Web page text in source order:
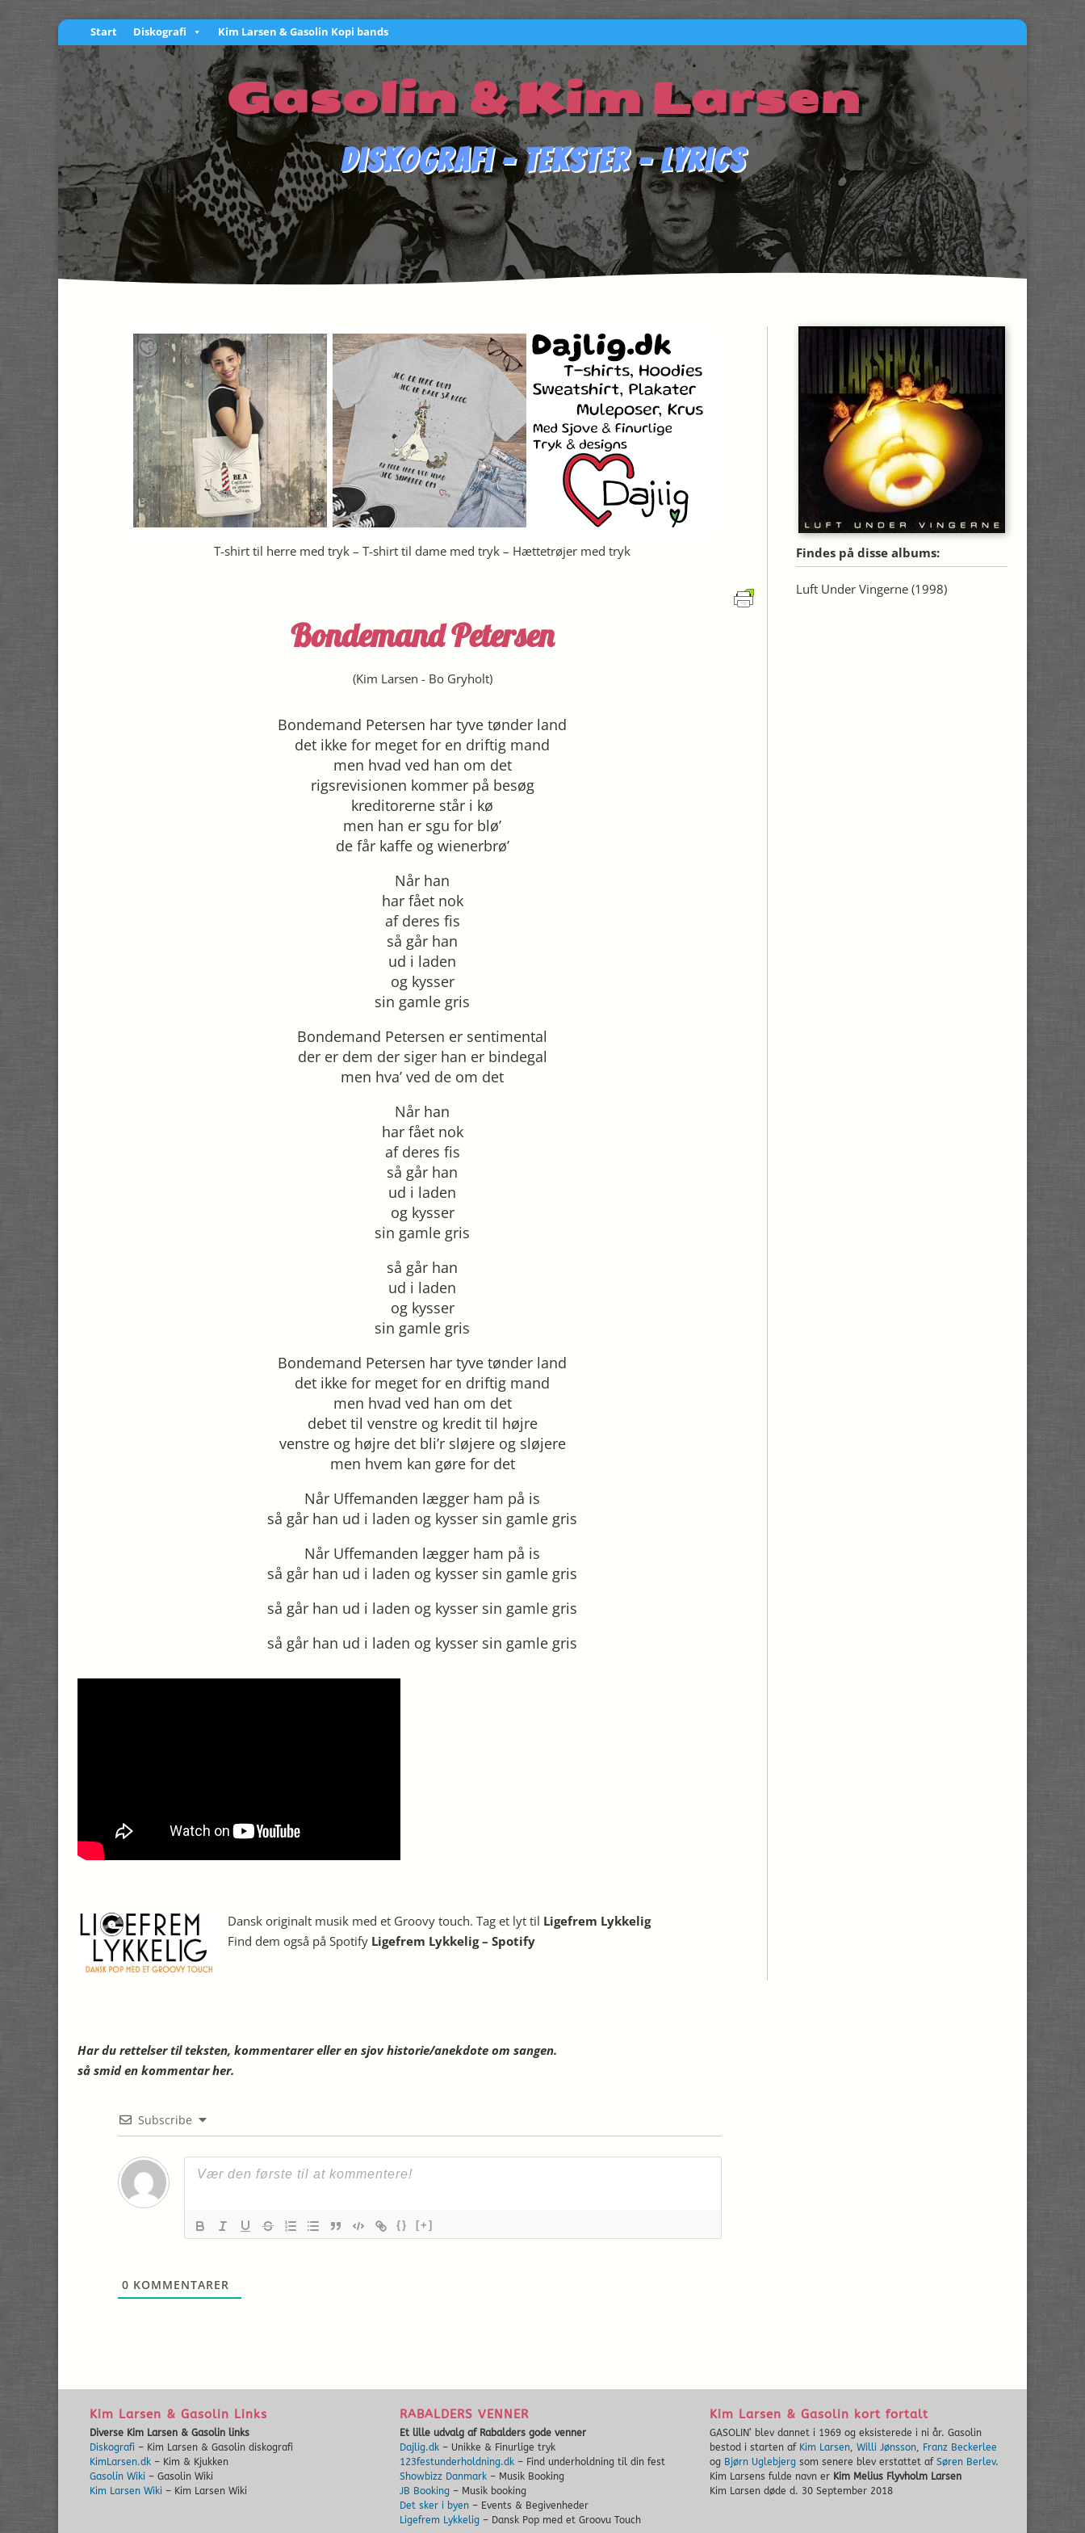
Start Diskografi Kim Larsen & Gasolin Kopi bands
Gasolin & Kim Larsen
Diskografi – Tekster – Lyrics
T-shirt til herre med tryk – T-shirt til dame med tryk – Hættetrøjer med tryk
Bondemand Petersen
(Kim Larsen - Bo Gryholt)
Bondemand Petersen har tyve tønder land
det ikke for meget for en driftig mand
men hvad ved han om det
rigsrevisionen kommer på besøg
kreditorerne står i kø
men han er sgu for blø’
de får kaffe og wienerbrø’
Når han
har fået nok
af deres fis
så går han
ud i laden
og kysser
sin gamle gris
Bondemand Petersen er sentimental
der er dem der siger han er bindegal
men hva’ ved de om det
Når han
har fået nok
af deres fis
så går han
ud i laden
og kysser
sin gamle gris
så går han
ud i laden
og kysser
sin gamle gris
Bondemand Petersen har tyve tønder land
det ikke for meget for en driftig mand
men hvad ved han om det
debet til venstre og kredit til højre
venstre og højre det bli’r sløjere og sløjere
men hvem kan gøre for det
Når Uffemanden lægger ham på is
så går han ud i laden og kysser sin gamle gris
Når Uffemanden lægger ham på is
så går han ud i laden og kysser sin gamle gris
så går han ud i laden og kysser sin gamle gris
så går han ud i laden og kysser sin gamle gris
Dansk originalt musik med et Groovy touch. Tag et lyt til Ligefrem Lykkelig
Find dem også på Spotify Ligefrem Lykkelig – Spotify
Findes på disse albums:
Luft Under Vingerne(1998)
Har du rettelser til teksten, kommentarer eller en sjov historie/anekdote om sangen.
så smid en kommentar her.
Subscribe
{} [+]
0 KOMMENTARER
Kim Larsen & Gasolin Links
Diverse Kim Larsen & Gasolin links
Diskografi – Kim Larsen & Gasolin diskografi
KimLarsen.dk – Kim & Kjukken
Gasolin Wiki – Gasolin Wiki
Kim Larsen Wiki – Kim Larsen Wiki
RABALDERS VENNER
Et lille udvalg af Rabalders gode venner
Dajlig.dk – Unikke & Finurlige tryk
123festunderholdning.dk – Find underholdning til din fest
Showbizz Danmark – Musik Booking
JB Booking – Musik booking
Det sker i byen – Events & Begivenheder
Ligefrem Lykkelig – Dansk Pop med et Groovu Touch
Kim Larsen & Gasolin kort fortalt
GASOLIN’ blev dannet i 1969 og eksisterede i ni år. Gasolin
bestod i starten af Kim Larsen,Willi Jønsson, Franz Beckerlee
og Bjørn Uglebjerg som senere blev erstattet afSøren Berlev.
Kim Larsens fulde navn er Kim Melius Flyvholm Larsen
Kim Larsen døde d. 30 September 2018